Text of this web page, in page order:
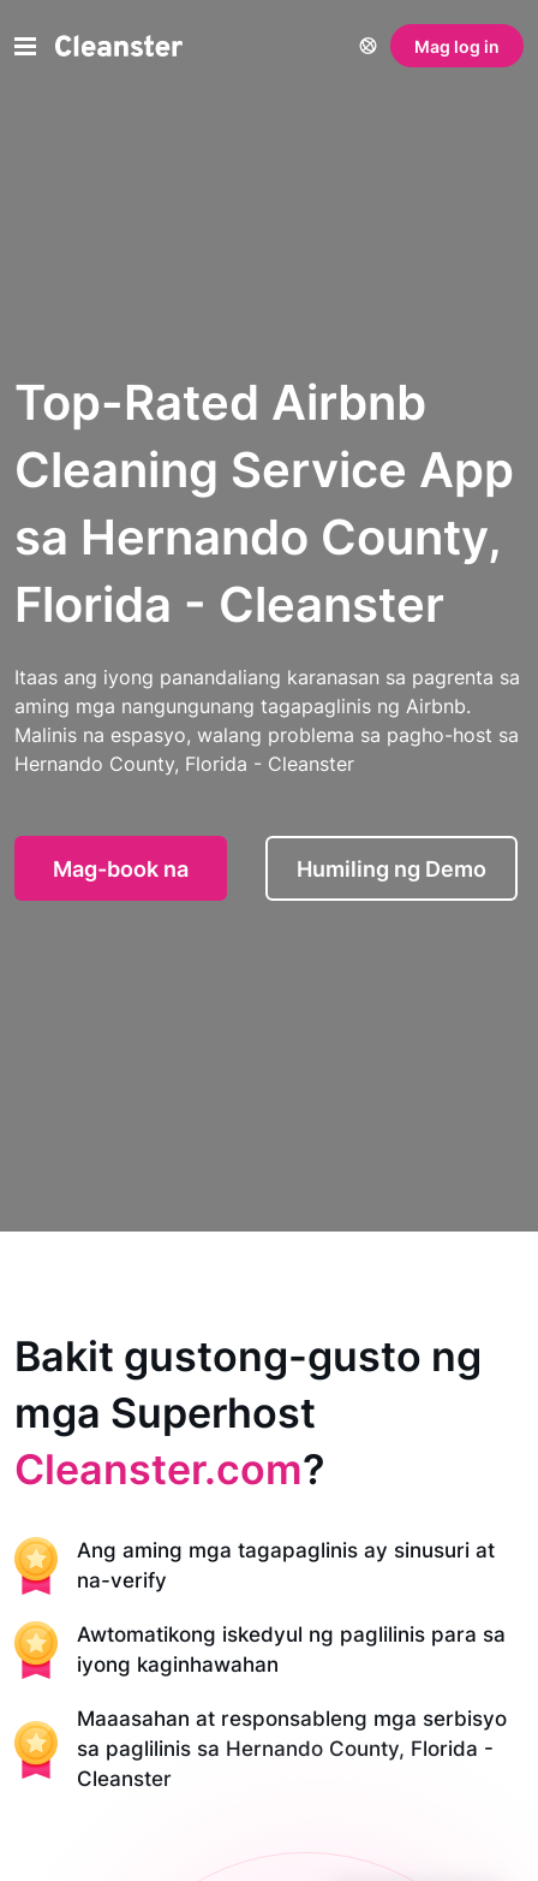
Mag log in
Top-Rated Airbnb
Cleaning Service App
sa Hernando County,
Florida - Cleanster
Itaas ang iyong panandaliang karanasan sa pagrenta sa
aming mga nangungunang tagapaglinis ng Airbnb.
Malinis na espasyo, walang problema sa pagho-host sa
Hernando County, Florida - Cleanster
Mag-book na Humiling ng Demo
Bakit gustong-gusto ng
mga Superhost
Cleanster.com?
Ang aming mga tagapaglinis ay sinusuri at
na-verify
Awtomatikong iskedyul ng paglilinis para sa
iyong kaginhawahan
Maaasahan at responsableng mga serbisyo
sa paglilinis sa Hernando County, Florida -
Cleanster